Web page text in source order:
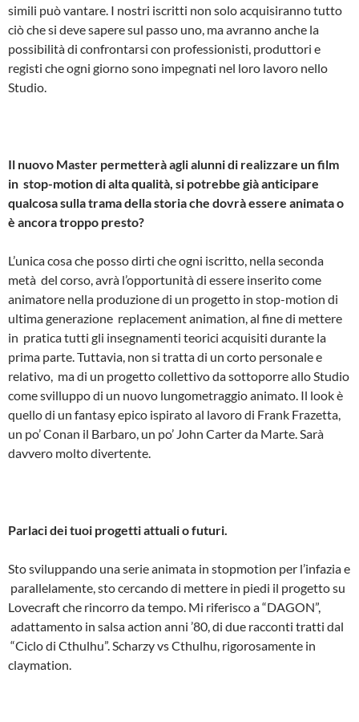
simili può vantare. I nostri iscritti non solo acquisiranno tutto
ciò che si deve sapere sul passo uno, ma avranno anche la
possibilità di confrontarsi con professionisti, produttori e
registi che ogni giorno sono impegnati nel loro lavoro nello
Studio.
Il nuovo Master permetterà agli alunni di realizzare un film
in stop­-motion di alta qualità, si potrebbe già anticipare
qualcosa sulla trama della storia che dovrà essere animata o
è ancora troppo presto?
L’unica cosa che posso dirti che ogni iscritto, nella seconda
metà del corso, avrà l’opportunità di essere inserito come
animatore nella produzione di un progetto in stop­-motion di
ultima generazione ­ replacement animation, al fine di mettere
in pratica tutti gli insegnamenti teorici acquisiti durante la
prima parte. Tuttavia, non si tratta di un corto personale e
relativo, ma di un progetto collettivo da sottoporre allo Studio
come svilluppo di un nuovo lungometraggio animato. Il look è
quello di un fantasy epico ispirato al lavoro di Frank Frazetta,
un po’ Conan il Barbaro, un po’ John Carter da Marte. Sarà
davvero molto divertente.
Parlaci dei tuoi progetti attuali o futuri.
Sto sviluppando una serie animata in stop­motion per l’infazia e
parallelamente, sto cercando di mettere in piedi il progetto su
Lovecraft che rincorro da tempo. Mi riferisco a “DAGON”,
adattamento in salsa action anni ’80, di due racconti tratti dal
“Ciclo di Cthulhu”. Scharzy vs Cthulhu, rigorosamente in
claymation.